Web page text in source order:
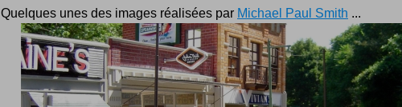
Quelques unes des images réalisées par Michael Paul Smith ...